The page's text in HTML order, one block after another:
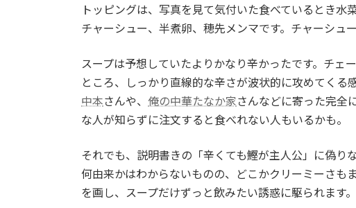
トッピングは、写真を見て気付いた食べているとき水
チャーシュー、半煮卵、穂先メンマです。チャーシュ
スープは予想していたよりかなり辛かったです。チェ
ところ、しっかり直線的な辛さが波状的に攻めてくる
中本さんや、 俺の中華たなか家さんなどに寄った完全
な人が知らずに注文すると食べれない人もいるかも。
それでも、説明書きの「辛くても鰹が主人公」に偽り
何由来かはわからないものの、どこかクリーミーさも
を画し、スープだけずっと飲みたい誘惑に駆られます。